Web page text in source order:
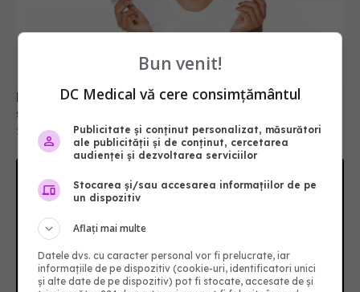
și când se ia fiecareBun venit!
DC Medical vă cere consimțământul
Publicitate și conținut personalizat, măsurători
ale publicității și de conținut, cercetarea
audienței și dezvoltarea serviciilor
Stocarea și/sau accesarea informațiilor de pe
un dispozitiv
Aflați mai multe
Datele dvs. cu caracter personal vor fi prelucrate, iar
informațiile de pe dispozitiv (cookie-uri, identificatori unici
și alte date de pe dispozitiv) pot fi stocate, accesate de și